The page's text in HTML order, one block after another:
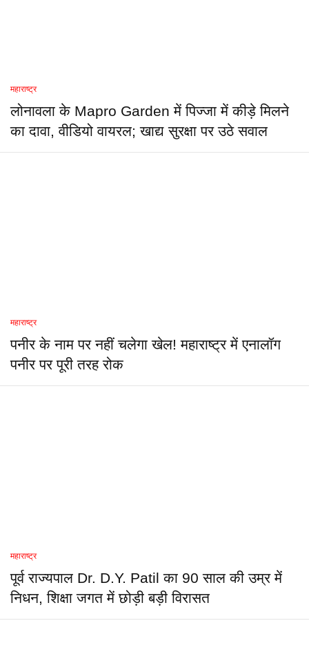
महाराष्ट्र
लोनावला के Mapro Garden में पिज्जा में कीड़े मिलने
का दावा, वीडियो वायरल; खाद्य सुरक्षा पर उठे सवाल
महाराष्ट्र
पनीर के नाम पर नहीं चलेगा खेल! महाराष्ट्र में एनालॉग
पनीर पर पूरी तरह रोक
महाराष्ट्र
पूर्व राज्यपाल Dr. D.Y. Patil का 90 साल की उम्र में
निधन, शिक्षा जगत में छोड़ी बड़ी विरासत